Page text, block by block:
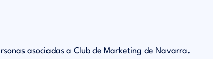
asociadas a Club de Marketing de Navarra.